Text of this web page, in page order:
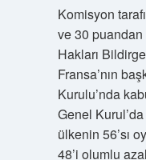
Komisyon
ve 30
Hakları
Fransa’nın
Kurulu’nda
Genel
ülkenin 56’sı
48’i olumlu